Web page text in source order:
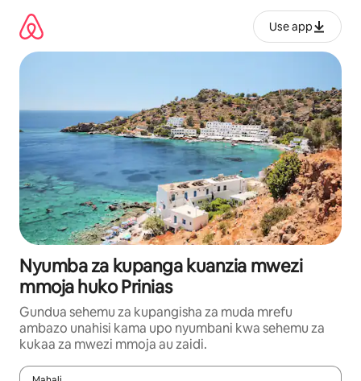
kwenda
kwenye
maudhui
Use app
Nyumba za kupanga kuanzia mwezi
mmoja huko Prinias
Gundua sehemu za kupangisha za muda mrefu
ambazo unahisi kama upo nyumbani kwa sehemu za
kukaa za mwezi mmoja au zaidi.